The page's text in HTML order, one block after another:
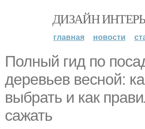
ДИЗАЙН
главная новости
Полный гид по
деревьев весной:
выбрать и как
сажать